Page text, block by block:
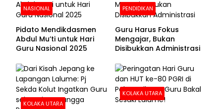
NASIONAL
Pidato Mendikdasmen
Abdul Mu’ti untuk Hari
Guru Nasional 2025
PENDIDIKAN
Guru Harus Fokus
Mengajar, Bukan
Disibukkan Administrasi
KOLAKA UTARA
KOLAKA UTARA